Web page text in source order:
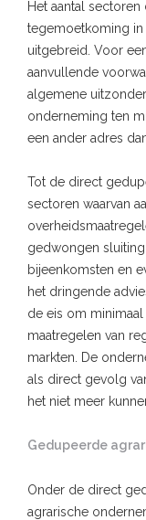
Het aantal
tegemoetkoming in
uitgebreid. Voor
aanvullende
algemene
onderneming ten
een ander adres
Tot de direct
sectoren waarvan
gedwongen
bijeenkomsten en
het dringende
de eis om minimaal
maatregelen van
markten. De
als direct gevolg
het niet meer
Gedupeerde
Onder de direct
agrarische